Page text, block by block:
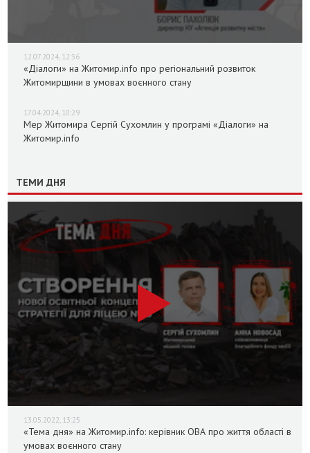
12.07.2024, 12:36
«Діалоги» на Житомир.info про регіональний розвиток
Житомирщини в умовах воєнного стану
17.04.2024, 10:29
Мер Житомира Сергій Сухомлин у програмі «Діалоги» на
Житомир.info
ТЕМИ ДНЯ
13.05.2022, 13:25
«Тема дня» на Житомир.info: керівник ОВА про життя області в
умовах воєнного стану